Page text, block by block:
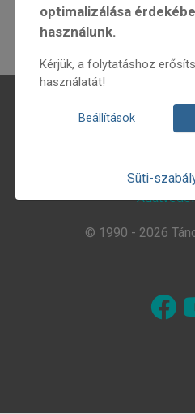
optimalizálása
használunk.
Kérjük, a folytatáshoz
használatát!
Beállítások
Süti-
Hírlevél
© 1990 - 2026